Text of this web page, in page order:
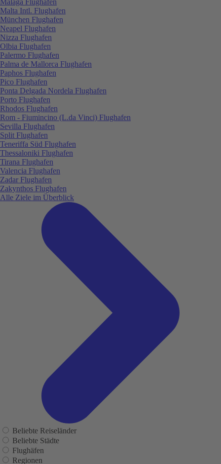
Malta Intl. Flughafen
München Flughafen
Neapel Flughafen
Nizza Flughafen
Olbia Flughafen
Palermo Flughafen
Palma de Mallorca Flughafen
Paphos Flughafen
Pico Flughafen
Ponta Delgada Nordela Flughafen
Porto Flughafen
Rhodos Flughafen
Rom - Fiumincino (L.da Vinci) Flughafen
Sevilla Flughafen
Split Flughafen
Teneriffa Süd Flughafen
Thessaloniki Flughafen
Tirana Flughafen
Valencia Flughafen
Zadar Flughafen
Zakynthos Flughafen
Alle Ziele im Überblick
Beliebte Reiseländer
Beliebte Städte
Flughäfen
Regionen